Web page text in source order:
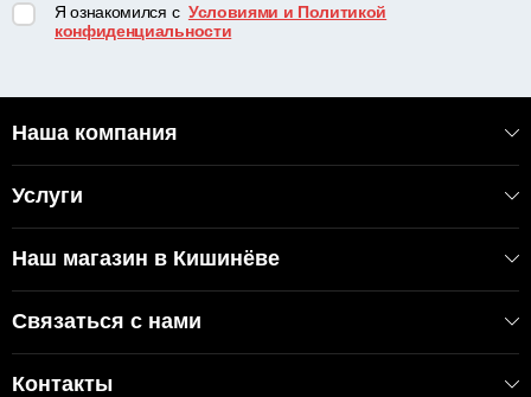
Я ознакомился с Условиями и Политикой
конфиденциальности
Наша компания
Услуги
Наш магазин в Кишинёве
Связаться с нами
Контакты